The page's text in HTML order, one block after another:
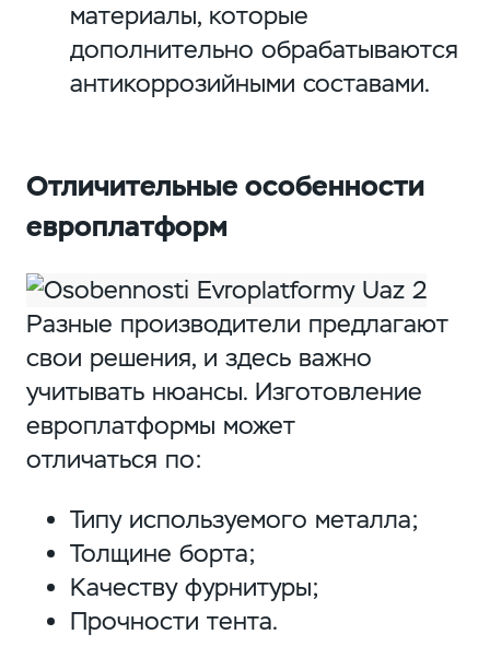
материалы, которые
дополнительно обрабатываются
антикоррозийными составами.
Отличительные особенности
европлатформ
Разные производители предлагают
свои решения, и здесь важно
учитывать нюансы. Изготовление
европлатформы может
отличаться по:
Типу используемого металла;
Толщине борта;
Качеству фурнитуры;
Прочности тента.